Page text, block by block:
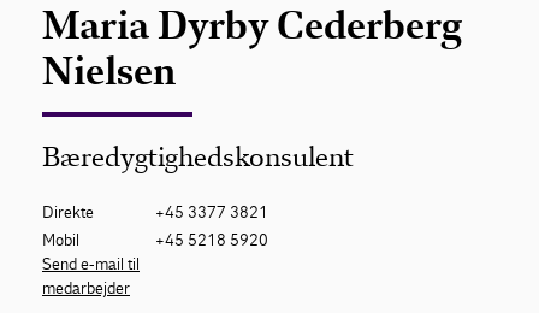
Maria Dyrby Cederberg
Nielsen
Bæredygtighedskonsulent
Direkte
+45 3377 3821
Mobil
+45 5218 5920
Send e-mail til
medarbejder